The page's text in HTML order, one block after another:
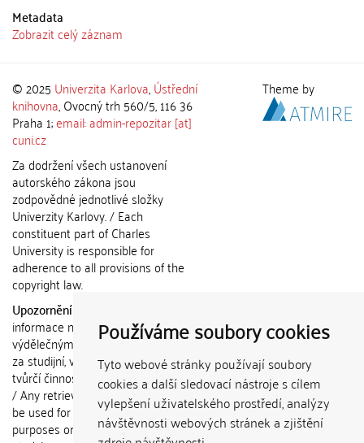
Používáme soubory cookies
Tyto webové stránky používají soubory
cookies a další sledovací nástroje s cílem
vylepšení uživatelského prostředí, analýzy
návštěvnosti webových stránek a zjištění
Metadata
Zobrazit celý záznam
© 2025 Univerzita Karlova,Ústřední
knihovna, Ovocný trh 560/5, 116 36
Praha 1;email: admin-repozitar [at]
cuni.cz
Za dodržení všech ustanovení
autorského zákona jsou
zodpovědné jednotlivé složky
Univerzity Karlovy. / Each
constituent part of Charles
University is responsible for
adherence to all provisions of the
copyright law.
Upozornění / Notice:
informace nemohou být použity k
výdělečným účelům nebo vydávány
za studijní, vědeckou nebo jinou
tvůrčí činnost jiné osoby než autora.
/ Any retrieved information shall not
be used for any commercial
purposes or claimed as results of
Theme by